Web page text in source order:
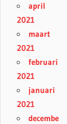
april
2021
maart
2021
februari
2021
januari
2021
decembe